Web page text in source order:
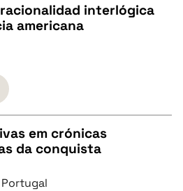
interlógica
americana
em crónicas
da conquista
Portugal